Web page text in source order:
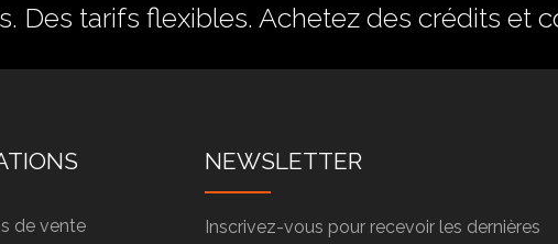
Des tarifs flexibles. Achetez des crédits et
de vente
NEWSLETTER
Inscrivez-vous pour recevoir les dernières